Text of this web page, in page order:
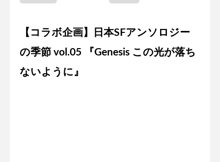
【コラボ企画】日本SFアンソロジー
の季節 vol.05 『Genesis この光が落ち
ないように』